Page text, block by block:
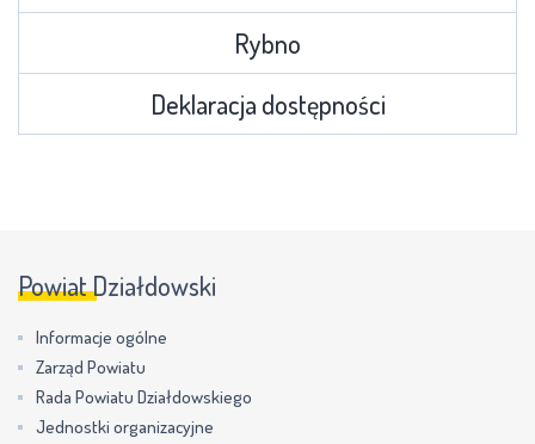
Rybno
Deklaracja dostępności
Powiat Działdowski
Informacje ogólne
Zarząd Powiatu
Rada Powiatu Działdowskiego
Jednostki organizacyjne